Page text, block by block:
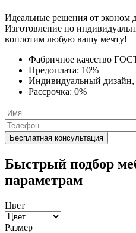
Идеальные решения от эконом
Изготовление по
воплотим любую вашу мечту!
Фабричное качество
Предоплата: 10%
Индивидуальный дизайн,
Рассрочка: 0%
Быстрый подбор
параметрам
Цвет
Размер